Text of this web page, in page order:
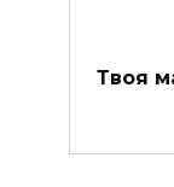
Твоя